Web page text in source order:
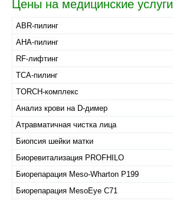
Цены на медицинские услуги
ABR-пилинг
AHA-пилинг
RF-лифтинг
TCA-пилинг
TORCH-комплекс
Анализ крови на D-димер
Атравматичная чистка лица
Биопсия шейки матки
Биоревитализация PROFHILO
Биорепарация Meso-Wharton P199
Биорепарация MesoEye C71